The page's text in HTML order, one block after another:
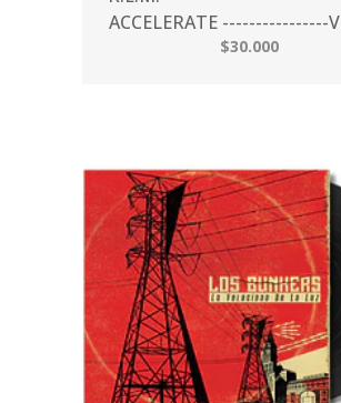
ACCELERATE ----------------
$30.000